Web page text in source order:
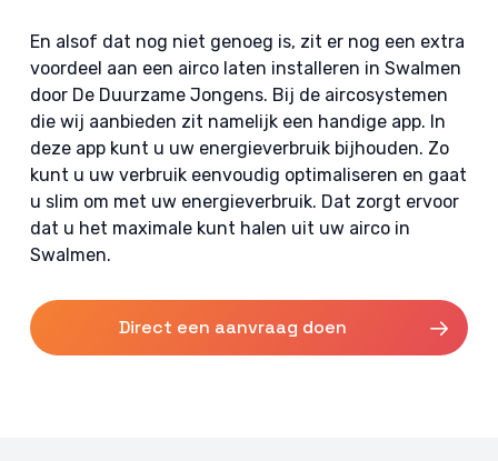
En alsof dat nog niet genoeg is, zit er nog een extra
voordeel aan een airco laten installeren in Swalmen
door De Duurzame Jongens. Bij de aircosystemen
die wij aanbieden zit namelijk een handige app. In
deze app kunt u uw energieverbruik bijhouden. Zo
kunt u uw verbruik eenvoudig optimaliseren en gaat
u slim om met uw energieverbruik. Dat zorgt ervoor
dat u het maximale kunt halen uit uw airco in
Swalmen.
Direct een aanvraag doen